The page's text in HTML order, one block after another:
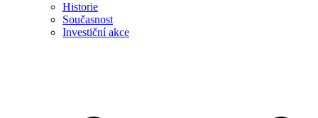
Historie
Současnost
Investiční akce